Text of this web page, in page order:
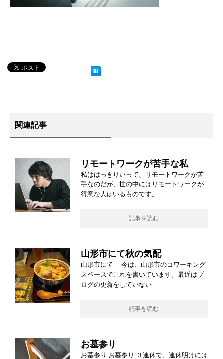
関連記事
リモートワークが苦手な私
私ははっきりいって、リモートワークが苦
手なのだが、世の中にはリモートワークが
得意な人はいるものです。
記事を読む
山形市にて秋の気配
山形市にて 今は、山形市のコワーキング
スペースでこれを書いています。最近はブ
ログの更新をしていない
記事を読む
お墓参り
お墓参り お墓参り ３連休で、連休明けには